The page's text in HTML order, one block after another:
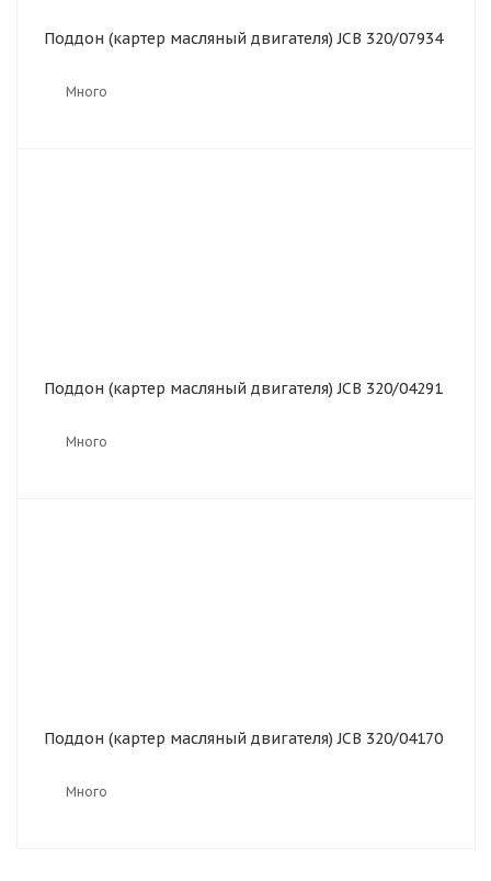
Поддон (картер масляный двигателя) JCB 320/07934
Много
Поддон (картер масляный двигателя) JCB 320/04291
Много
Поддон (картер масляный двигателя) JCB 320/04170
Много